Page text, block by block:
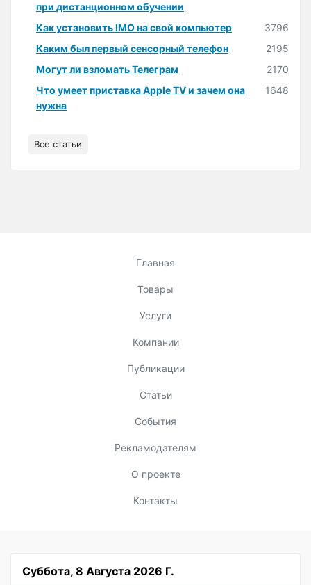
при дистанционном обучении
Как установить IMO на свой компьютер
3796
Каким был первый сенсорный телефон
2195
Могут ли взломать Телеграм
2170
Что умеет приставка Apple TV и зачем она
нужна
1648
Все статьи
Главная
Товары
Услуги
Компании
Публикации
Статьи
События
Рекламодателям
О проекте
Контакты
Суббота, 8 Августа 2026 Г.